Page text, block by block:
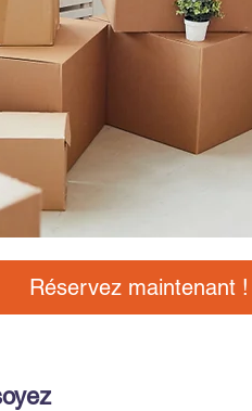
Réservez maintenant !